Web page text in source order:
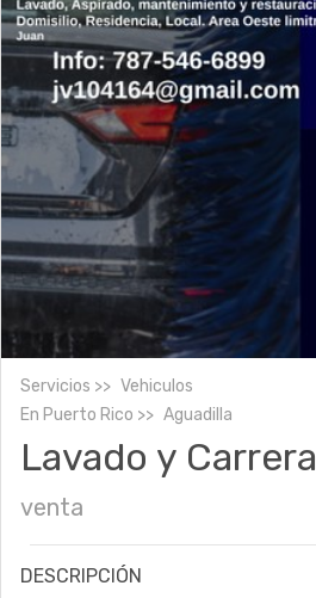
Servicios
Vehiculos
En Puerto Rico Aguadilla
Lavado y Carrera
venta
DESCRIPCIÓN